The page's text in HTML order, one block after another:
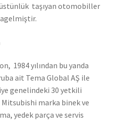
taşıyan otomobiller
1984 yılından bu yanda
ait Tema Global AŞ ile
genelindeki 30 yetkili
Mitsubishi marka binek ve
yedek parça ve servis